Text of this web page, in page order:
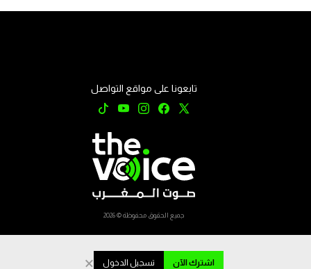
اشترك الآن تسجيل الدخول ×
تابعونا على مواقع التواصل
جميع الحقوق محفوظة © 2026